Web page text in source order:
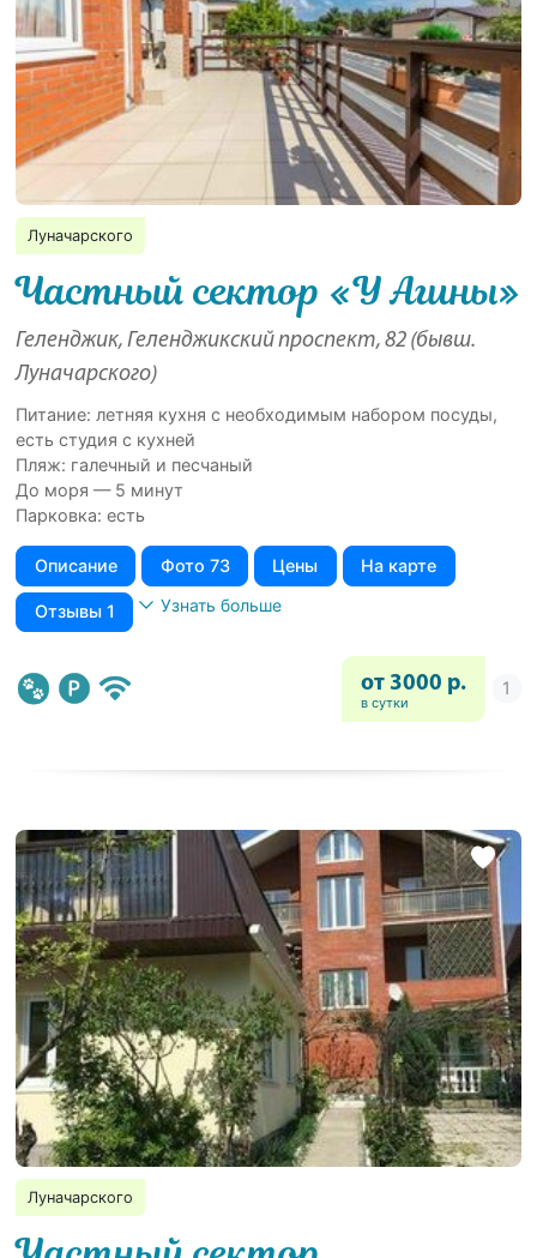
Луначарского
Частный сектор «У Агины»
Геленджик, Геленджикский проспект, 82 (бывш.
Луначарского)
Питание: летняя кухня с необходимым набором посуды,
есть студия с кухней
Пляж: галечный и песчаный
До моря — 5 минут
Парковка: есть
Описание Фото 73 Цены На карте
Отзывы 1 Узнать больше
от 3000 р.
в сутки
Луначарского